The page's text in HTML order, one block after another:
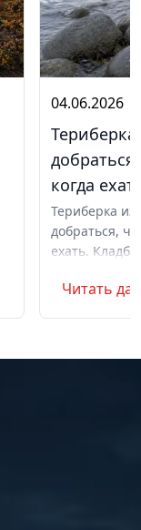
04.06.2026
когда
Териберка
добраться,
ехать.
Маршрут на
Читать